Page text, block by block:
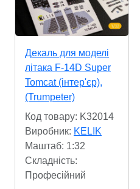
Декаль для моделі
літака F-14D Super
Tomcat (інтер'єр),
(Trumpeter)
Код товару: K32014
Виробник: KELIK
Маштаб: 1:32
Складність:
Професійний